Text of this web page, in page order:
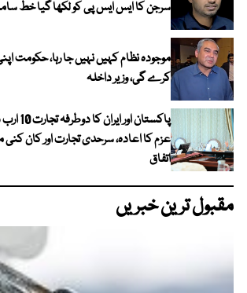
سرجن کا ایس ایس پی کو لکھا گیا خط
موجودہ نظام کہیں نہیں جا رہا، حکومت
کرے گی، وزیر داخلہ
پاکستان
عزم کا اعادہ، سرحدی تجارت اور کان کنی
اتفاق
مقبول ترین خبریں